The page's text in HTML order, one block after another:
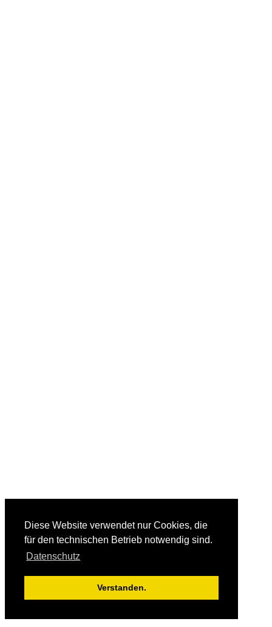
Diese Website verwendet nur Cookies, die
für den technischen Betrieb notwendig sind.
Datenschutz
Verstanden.